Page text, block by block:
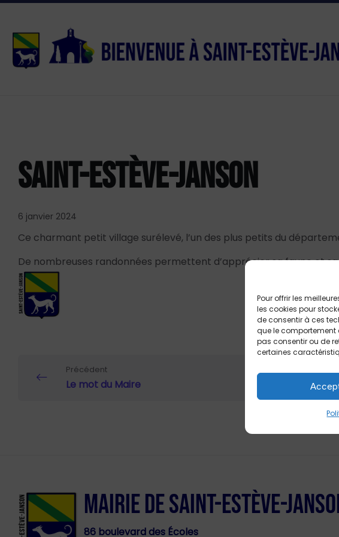
Pour offrir les
les cookies pour
de consentir à ces
que le comportement
pas consentir ou de
certaines
Aller
Passer
navigation
principale
Atteindre
page
SAINT-ESTÈVE-JANSON
6 janvier 2024
Ce charmant petit village surélevé, l’un des plus petits du
De nombreuses randonnées permettent d’apprécier sa faune et
Précédent
Le mot du Maire
MAIRIE DE SAINT-ESTÈVE-
86 boulevard des Écoles